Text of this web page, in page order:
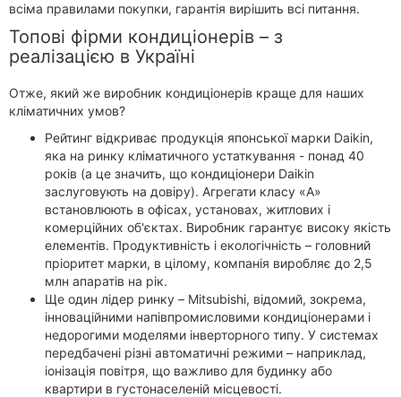
всіма правилами покупки, гарантія вирішить всі питання.
Топові фірми кондиціонерів – з
реалізацією в Україні
Отже, який же виробник кондиціонерів краще для наших
кліматичних умов?
Рейтинг відкриває продукція японської марки Daikin,
яка на ринку кліматичного устаткування - понад 40
років (а це значить, що кондиціонери Daikin
заслуговують на довіру). Агрегати класу «А»
встановлюють в офісах, установах, житлових і
комерційних об'єктах. Виробник гарантує високу якість
елементів. Продуктивність і екологічність – головний
пріоритет марки, в цілому, компанія виробляє до 2,5
млн апаратів на рік.
Ще один лідер ринку – Mitsubishi, відомий, зокрема,
інноваційними напівпромисловими кондиціонерами і
недорогими моделями інверторного типу. У системах
передбачені різні автоматичні режими – наприклад,
іонізація повітря, що важливо для будинку або
квартири в густонаселеній місцевості.